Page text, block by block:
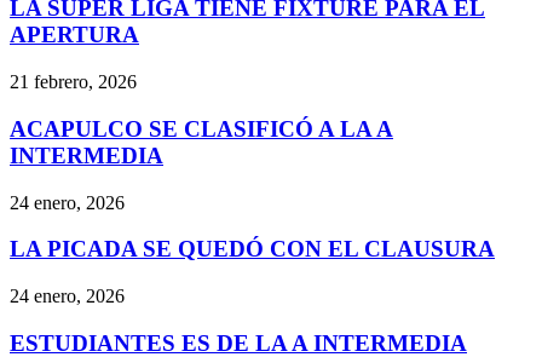
LA SÚPER LIGA TIENE FIXTURE PARA EL
APERTURA
21 febrero, 2026
ACAPULCO SE CLASIFICÓ A LA A
INTERMEDIA
24 enero, 2026
LA PICADA SE QUEDÓ CON EL CLAUSURA
24 enero, 2026
ESTUDIANTES ES DE LA A INTERMEDIA